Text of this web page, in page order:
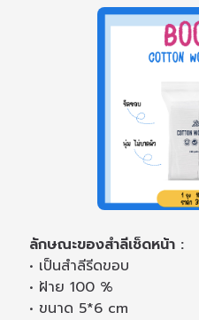
ลักษณะของสำลีเช็ดหน้า :
• เป็นสำลีรีดขอบ
• ฝ้าย 100 %
• ขนาด 5*6 cm